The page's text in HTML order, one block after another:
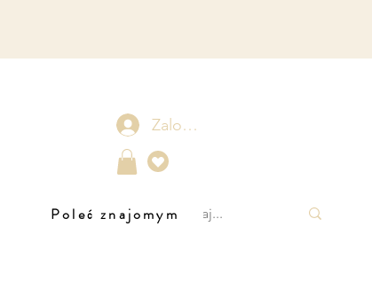
Zaloguj się
Poleć znajomym